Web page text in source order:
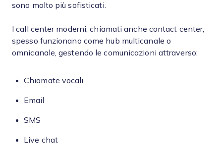
sono molto più sofisticati.
I call center moderni, chiamati anche contact center,
spesso funzionano come hub multicanale o
omnicanale, gestendo le comunicazioni attraverso:
Chiamate vocali
Email
SMS
Live chat